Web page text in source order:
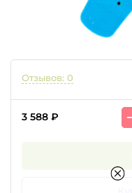
Отзывов: 0
3 588 ₽